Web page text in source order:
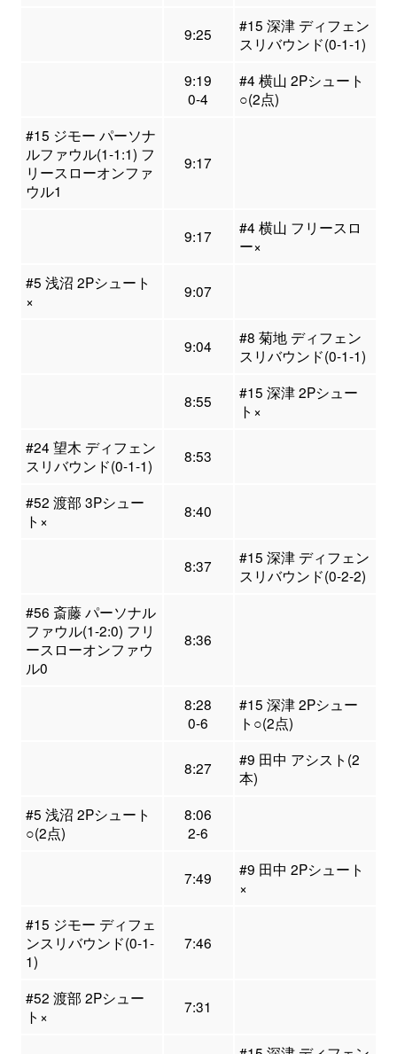
9:25
#15 深津 ディフェン
スリバウンド(0-1-1)
9:19
0-4
#4 横山 2Pシュート
○(2点)
#15 ジモー パーソナ
ルファウル(1-1:1) フ
リースローオンファ
ウル1
9:17
9:17
#4 横山 フリースロ
ー×
#5 浅沼 2Pシュート
×
9:07
9:04
#8 菊地 ディフェン
スリバウンド(0-1-1)
8:55
#15 深津 2Pシュー
ト×
#24 望木 ディフェン
スリバウンド(0-1-1)
8:53
#52 渡部 3Pシュー
ト×
8:40
8:37
#15 深津 ディフェン
スリバウンド(0-2-2)
#56 斎藤 パーソナル
ファウル(1-2:0) フリ
ースローオンファウ
ル0
8:36
8:28
0-6
#15 深津 2Pシュー
ト○(2点)
8:27
#9 田中 アシスト(2
本)
#5 浅沼 2Pシュート
○(2点)
8:06
2-6
7:49
#9 田中 2Pシュート
×
#15 ジモー ディフェ
ンスリバウンド(0-1-
1)
7:46
#52 渡部 2Pシュー
ト×
7:31